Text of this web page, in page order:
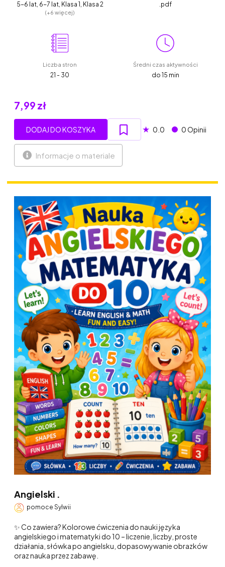
5-6 lat, 6-7 lat, Klasa 1, Klasa 2
(+6 więcej)
.pdf
Liczba stron
21 - 30
Średni czas aktywności
do 15 min
7,99 zł
DODAJ DO KOSZYKA ★ 0.0 0 Opinii
Informacje o materiale
Angielski .
pomoce Sylwii
✨ Co zawiera? Kolorowe ćwiczenia do nauki języka
angielskiego i matematyki do 10 – liczenie, liczby, proste
działania, słówka po angielsku, dopasowywanie obrazków
oraz nauka przez zabawę.